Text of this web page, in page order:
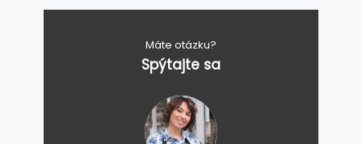
Máte otázku?
Spýtajte sa